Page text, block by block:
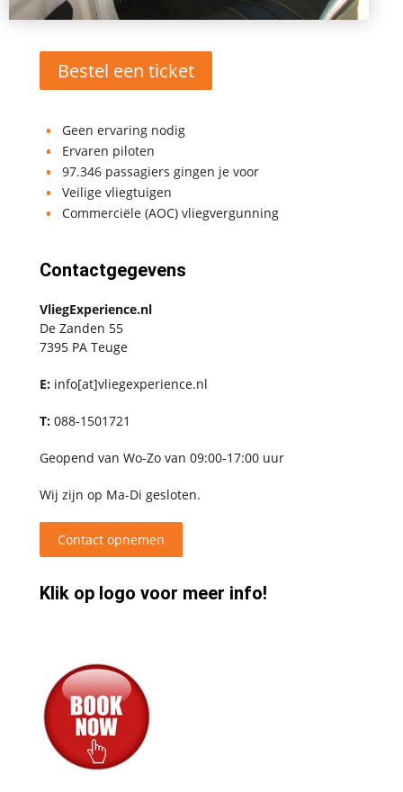
Bestel een ticket
Geen ervaring nodig
Ervaren piloten
97.346 passagiers gingen je voor
Veilige vliegtuigen
Commerciële (AOC) vliegvergunning
Contactgegevens
VliegExperience.nl
De Zanden 55
7395 PA Teuge
E: info[at]vliegexperience.nl
T: 088-1501721
Geopend van Wo-Zo van 09:00-17:00 uur
Wij zijn op Ma-Di gesloten.
Contact opnemen
Klik op logo voor meer info!